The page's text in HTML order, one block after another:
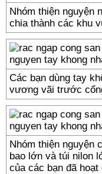
Nhóm thiện nguyện
chia thành các khu
Các bạn dùng tay
vương vãi trước
Nhóm thiện nguyện
bao lớn và túi nilon
của các bạn đã